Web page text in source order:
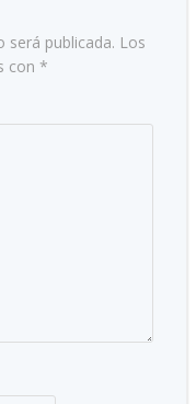
será publicada. Los
con *